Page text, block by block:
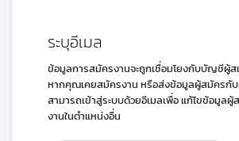
ระบุอีเมล
ข้อมูลการสมัครงานจะถูกเชื่อมโยงกับบัญชีผู้ส
หากคุณเคยสมัครงาน หรือส่งข้อมูลผู้สมัครกับ
สามารถเข้าสู่ระบบด้วยอีเมลเพื่อ แก้ไขข้อมูล
งานในตำแหน่งอื่น